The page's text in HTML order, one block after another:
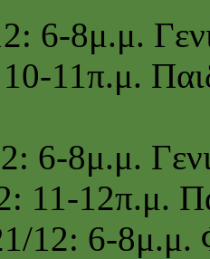
6-8μ.μ.
11π.μ.
6-8μ.μ.
11-12π.μ.
12: 6-8μ.μ.